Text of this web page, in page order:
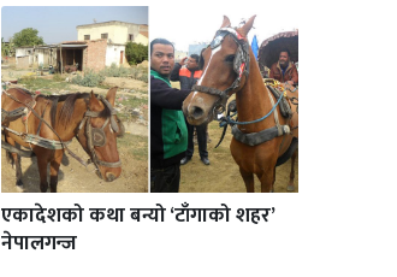
एकादेशको कथा बन्यो ‘टाँगाको शहर’
नेपालगन्ज